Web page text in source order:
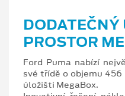
PROSTOR
Ford Puma nabízí
své třídě o objemu
úložišti MegaBox.